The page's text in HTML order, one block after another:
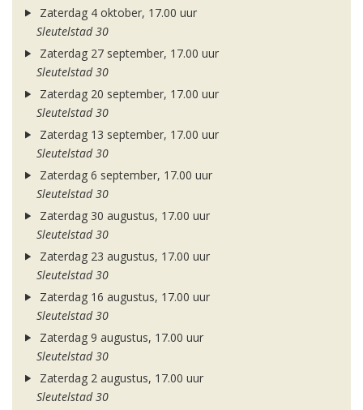
Zaterdag 4 oktober, 17.00 uur
Sleutelstad 30
Zaterdag 27 september, 17.00 uur
Sleutelstad 30
Zaterdag 20 september, 17.00 uur
Sleutelstad 30
Zaterdag 13 september, 17.00 uur
Sleutelstad 30
Zaterdag 6 september, 17.00 uur
Sleutelstad 30
Zaterdag 30 augustus, 17.00 uur
Sleutelstad 30
Zaterdag 23 augustus, 17.00 uur
Sleutelstad 30
Zaterdag 16 augustus, 17.00 uur
Sleutelstad 30
Zaterdag 9 augustus, 17.00 uur
Sleutelstad 30
Zaterdag 2 augustus, 17.00 uur
Sleutelstad 30